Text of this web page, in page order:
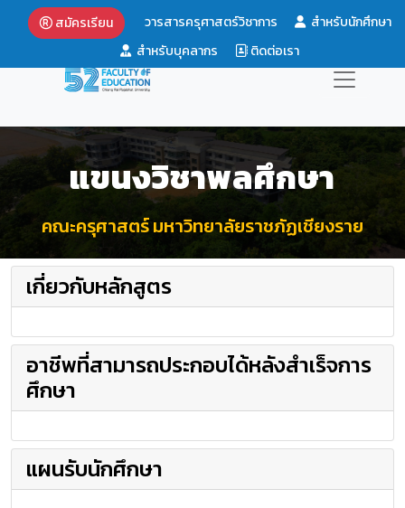
สมัครเรียน วารสารครุศาสตร์วิชาการ
สำหรับนักศึกษา
สำหรับบุคลากร
ติดต่อเรา
แขนงวิชาพลศึกษา
คณะครุศาสตร์ มหาวิทยาลัยราชภัฏเชียงราย
เกี่ยวกับหลักสูตร
อาชีพที่สามารถประกอบได้หลังสำเร็จการ
ศึกษา
แผนรับนักศึกษา